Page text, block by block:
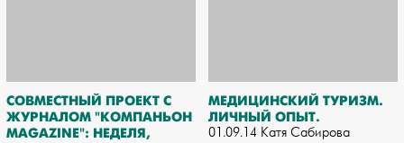
СОВМЕСТНЫЙ ПРОЕКТ С
ЖУРНАЛОМ "КОМПАНЬОН
MAGAZINE": НЕДЕЛЯ,
МЕДИЦИНСКИЙ ТУРИЗМ.
ЛИЧНЫЙ ОПЫТ.
01.09.14 Катя Сабирова